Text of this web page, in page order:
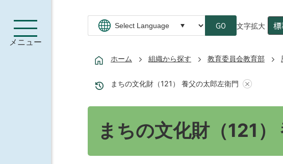
メニュー
GO 文字拡大
ホーム 組織から探す 教育委員会教育部
まちの文化財（121） 養父の太郎左衛門
まちの文化財（121